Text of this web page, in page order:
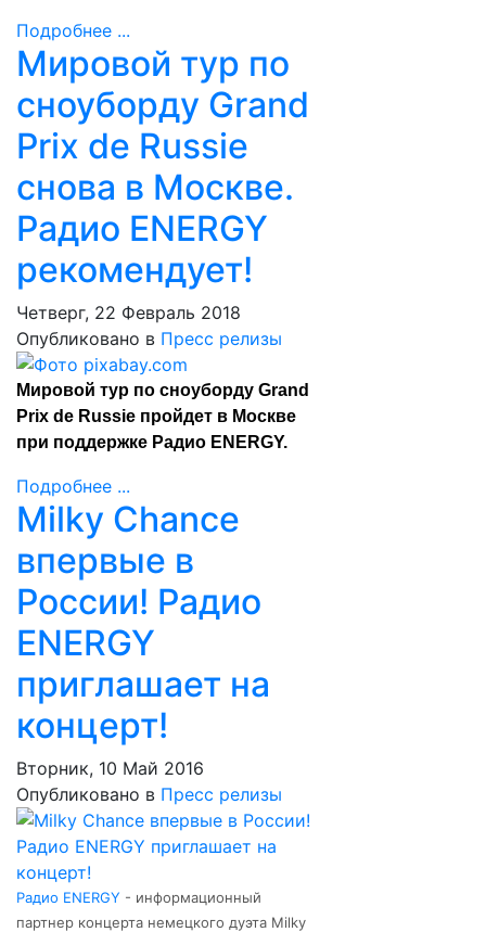
Подробнее ...
Мировой тур по
сноуборду Grand
Prix de Russie
снова в Москве.
Радио ENERGY
рекомендует!
Четверг, 22 Февраль 2018
Опубликовано в Пресс релизы
Мировой тур по сноуборду Grand
Prix de Russie пройдет в Москве
при поддержке Радио ENERGY.
Подробнее ...
Milky Chance
впервые в
России! Радио
ENERGY
приглашает на
концерт!
Вторник, 10 Май 2016
Опубликовано в Пресс релизы
Радио ENERGY - информационный
партнер концерта немецкого дуэта Milky